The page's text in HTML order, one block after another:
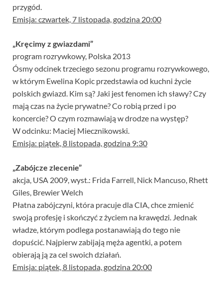
przygód.
Emisja: czwartek, 7 listopada, godzina 20:00
„Kręcimy z gwiazdami”
program rozrywkowy, Polska 2013
Ósmy odcinek trzeciego sezonu programu rozrywkowego,
w którym Ewelina Kopic przedstawia od kuchni życie
polskich gwiazd. Kim są? Jaki jest fenomen ich sławy? Czy
mają czas na życie prywatne? Co robią przed i po
koncercie? O czym rozmawiają w drodze na występ?
W odcinku: Maciej Miecznikowski.
Emisja: piątek, 8 listopada, godzina 9:30
„Zabójcze zlecenie”
akcja, USA 2009, wyst.: Frida Farrell, Nick Mancuso, Rhett
Giles, Brewier Welch
Płatna zabójczyni, która pracuje dla CIA, chce zmienić
swoją profesję i skończyć z życiem na krawędzi. Jednak
władze, którym podlega postanawiają do tego nie
dopuścić. Najpierw zabijają męża agentki, a potem
obierają ją za cel swoich działań.
Emisja: piątek, 8 listopada, godzina 20:00